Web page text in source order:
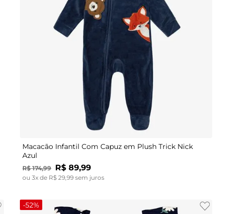
P M GG
Macacão Infantil Com Capuz em Plush Trick Nick
Azul
R$ 174,99 R$ 89,99
ou3x de R$ 29,99 sem juros
-52%